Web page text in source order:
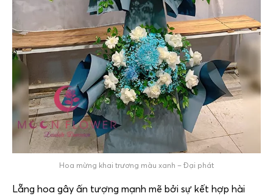
Hoa mừng khai trương màu xanh – Đại phát
Lẵng hoa gây ấn tượng mạnh mẽ bởi sự kết hợp hài